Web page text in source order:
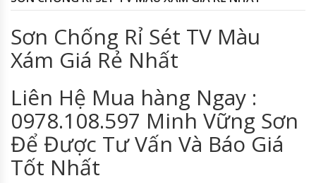
Sơn Chống Rỉ Sét TV Màu
Xám Giá Rẻ Nhất
Liên Hệ Mua hàng Ngay :
0978.108.597 Minh Vững Sơn
Để Được Tư Vấn Và Báo Giá
Tốt Nhất